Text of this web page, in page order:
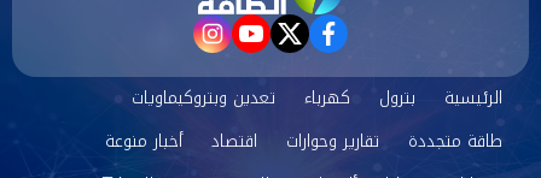
facebook
twitter
youtube
instagram
الرئيسية بترول كهرباء
تعدين وبتروكيماويات
طاقة متجددة
تقارير وحوارات اقتصاد
أخبار منوعة